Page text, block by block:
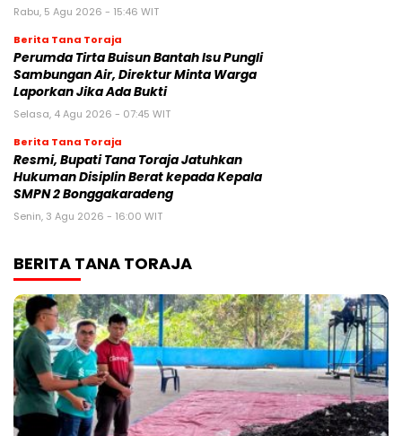
Rabu, 5 Agu 2026 - 15:46 WIT
Berita Tana Toraja
Perumda Tirta Buisun Bantah Isu Pungli
Sambungan Air, Direktur Minta Warga
Laporkan Jika Ada Bukti
Selasa, 4 Agu 2026 - 07:45 WIT
Berita Tana Toraja
Resmi, Bupati Tana Toraja Jatuhkan
Hukuman Disiplin Berat kepada Kepala
SMPN 2 Bonggakaradeng
Senin, 3 Agu 2026 - 16:00 WIT
BERITA TANA TORAJA